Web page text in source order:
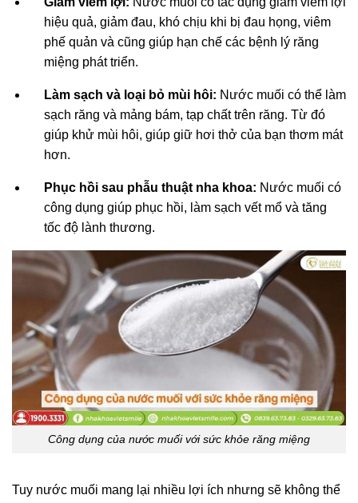
hiệu quả, giảm đau, khó chịu khi bị đau họng, viêm
phế quản và cũng giúp hạn chế các bệnh lý răng
miệng phát triển.
Làm sạch và loại bỏ mùi hôi: Nước muối có thể làm
sạch răng và mảng bám, tạp chất trên răng. Từ đó
giúp khử mùi hôi, giúp giữ hơi thở của bạn thơm mát
hơn.
Phục hồi sau phẫu thuật nha khoa: Nước muối có
công dụng giúp phục hồi, làm sạch vết mổ và tăng
tốc độ lành thương.
Công dụng của nước muối với sức khỏe răng miệng
Tuy nước muối mang lại nhiều lợi ích nhưng sẽ không thể